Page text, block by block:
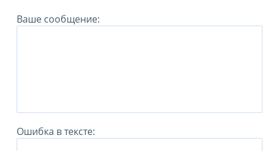
Ваше сообщение:
Ошибка в тексте: